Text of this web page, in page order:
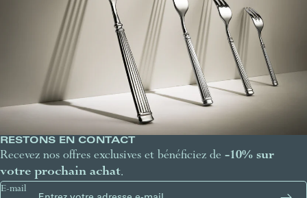
RESTONS EN CONTACT
Recevez nos offres exclusives et bénéficiez de -10% sur
votre prochain achat.
E-mail